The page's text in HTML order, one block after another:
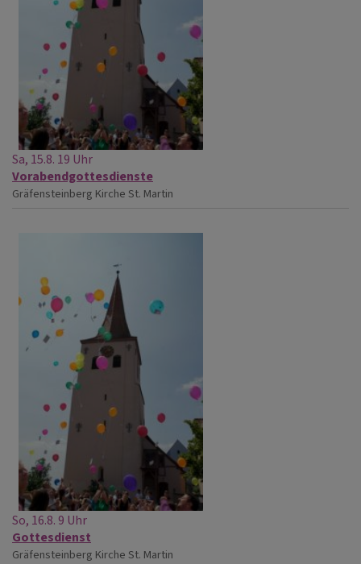
Sa, 15.8. 19 Uhr
Vorabendgottesdienste
Gräfensteinberg Kirche St. Martin
So, 16.8. 9 Uhr
Gottesdienst
Gräfensteinberg Kirche St. Martin